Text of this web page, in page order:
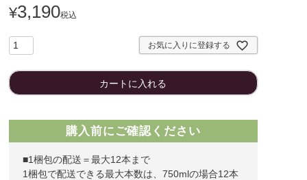
¥3,190税込
お気に入りに登録する
カートに入れる
購入前にご確認ください
■1梱包の配送＝最大12本まで
1梱包で配送できる最大本数は、750mlの場合12本